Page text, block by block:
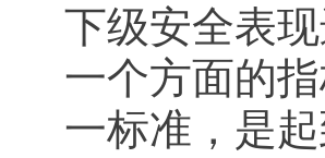
下级安全表
一个方面的
一标准，是